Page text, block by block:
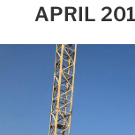
APRIL